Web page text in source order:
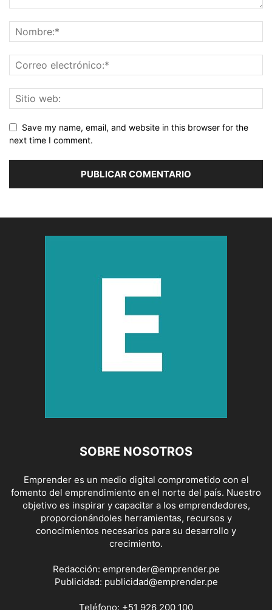
Save my name, email, and website in this browser for the
next time I comment.
SOBRE NOSOTROS
Emprender es un medio digital comprometido con el
fomento del emprendimiento en el norte del país. Nuestro
objetivo es inspirar y capacitar a los emprendedores,
proporcionándoles herramientas, recursos y
conocimientos necesarios para su desarrollo y
crecimiento.
Redacción: emprender@emprender.pe
Publicidad: publicidad@emprender.pe
Teléfono: +51 926 200 100